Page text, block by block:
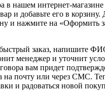
в нашем интернет-
и добавьте его в корзину.
и нажмите на «Оформить
заказ, напишите
менеджер и уточнит
вам придет
на почту или через СМС.
и радоваться новой